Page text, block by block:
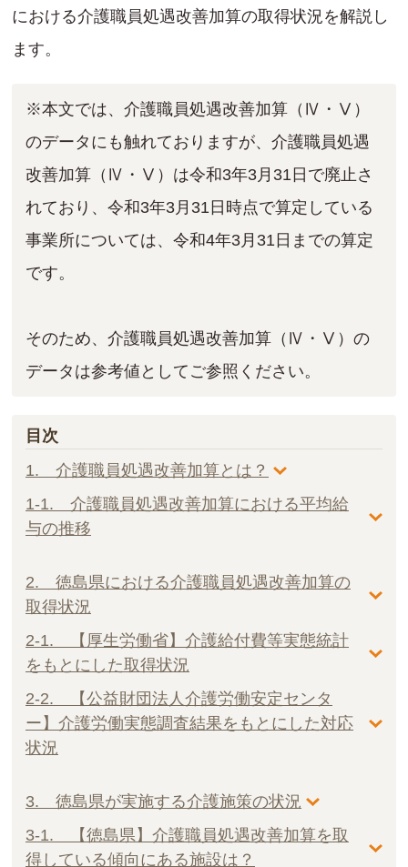
における介護職員処遇改善加算の取得状況を解説し
ます。
※本文では、介護職員処遇改善加算（Ⅳ・Ⅴ）
のデータにも触れておりますが、介護職員処遇
改善加算（Ⅳ・Ⅴ）は令和3年3月31日で廃止さ
れており、令和3年3月31日時点で算定している
事業所については、令和4年3月31日までの算定
です。
そのため、介護職員処遇改善加算（Ⅳ・Ⅴ）の
データは参考値としてご参照ください。
目次
1. 介護職員処遇改善加算とは？
1-1. 介護職員処遇改善加算における平均給
与の推移
2. 徳島県における介護職員処遇改善加算の
取得状況
2-1. 【厚生労働省】介護給付費等実態統計
をもとにした取得状況
2-2. 【公益財団法人介護労働安定センタ
ー】介護労働実態調査結果をもとにした対応
状況
3. 徳島県が実施する介護施策の状況
3-1. 【徳島県】介護職員処遇改善加算を取
得している傾向にある施設は？